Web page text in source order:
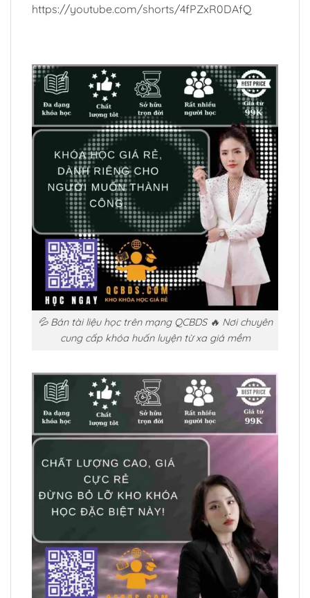
https://youtube.com/shorts/4fPZxR0DAfQ
💦 Bán tài liệu học trên mạng QCBDS 🔥 Nơi chuyên
cung cấp khóa huấn luyện từ xa giá mềm